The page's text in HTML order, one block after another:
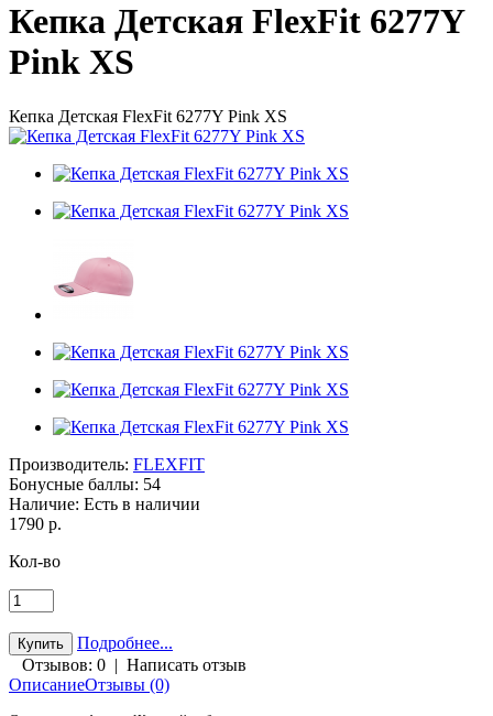
Кепка Детская FlexFit 6277Y
Pink XS
Кепка Детская FlexFit 6277Y Pink XS
Производитель: FLEXFIT
Бонусные баллы: 54
Наличие: Есть в наличии
1790 р.
Кол-во
Подробнее...
Отзывов: 0 | Написать отзыв
ОписаниеОтзывы (0)